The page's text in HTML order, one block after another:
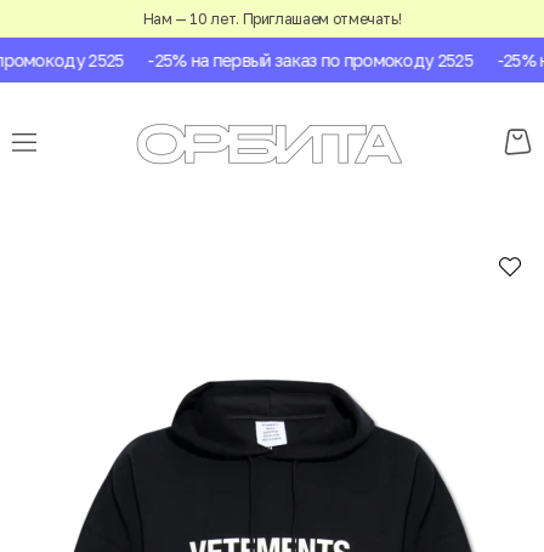
Нам — 10 лет. Приглашаем отмечать!
2525 -25% на первый заказ по промокоду 2525 -25%